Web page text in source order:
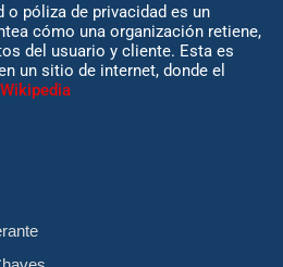
o póliza de privacidad es un
cómo una organización retiene,
del usuario y cliente. Esta es
un sitio de internet, donde el
Wikipedia